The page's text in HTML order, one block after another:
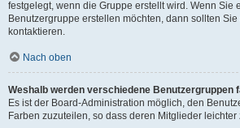
festgelegt, wenn die Gruppe erstellt wird. Wenn Sie
Benutzergruppe erstellen möchten, dann sollten
kontaktieren.
Nach oben
Weshalb werden verschiedene Benutzergruppen
Es ist der Board-Administration möglich, den
Farben zuzuteilen, so dass deren Mitglieder